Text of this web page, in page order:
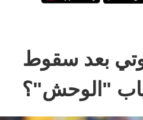
بعد سقوط
"الوحش"؟